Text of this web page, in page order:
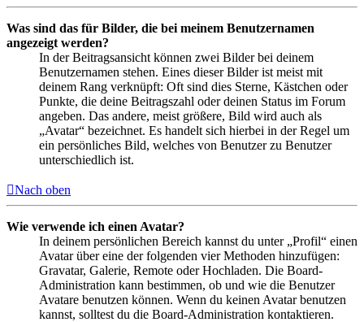
Was sind das für Bilder, die bei meinem Benutzernamen
angezeigt werden?
In der Beitragsansicht können zwei Bilder bei deinem
Benutzernamen stehen. Eines dieser Bilder ist meist mit
deinem Rang verknüpft: Oft sind dies Sterne, Kästchen oder
Punkte, die deine Beitragszahl oder deinen Status im Forum
angeben. Das andere, meist größere, Bild wird auch als
„Avatar“ bezeichnet. Es handelt sich hierbei in der Regel um
ein persönliches Bild, welches von Benutzer zu Benutzer
unterschiedlich ist.
Nach oben
Wie verwende ich einen Avatar?
In deinem persönlichen Bereich kannst du unter „Profil“ einen
Avatar über eine der folgenden vier Methoden hinzufügen:
Gravatar, Galerie, Remote oder Hochladen. Die Board-
Administration kann bestimmen, ob und wie die Benutzer
Avatare benutzen können. Wenn du keinen Avatar benutzen
kannst, solltest du die Board-Administration kontaktieren.